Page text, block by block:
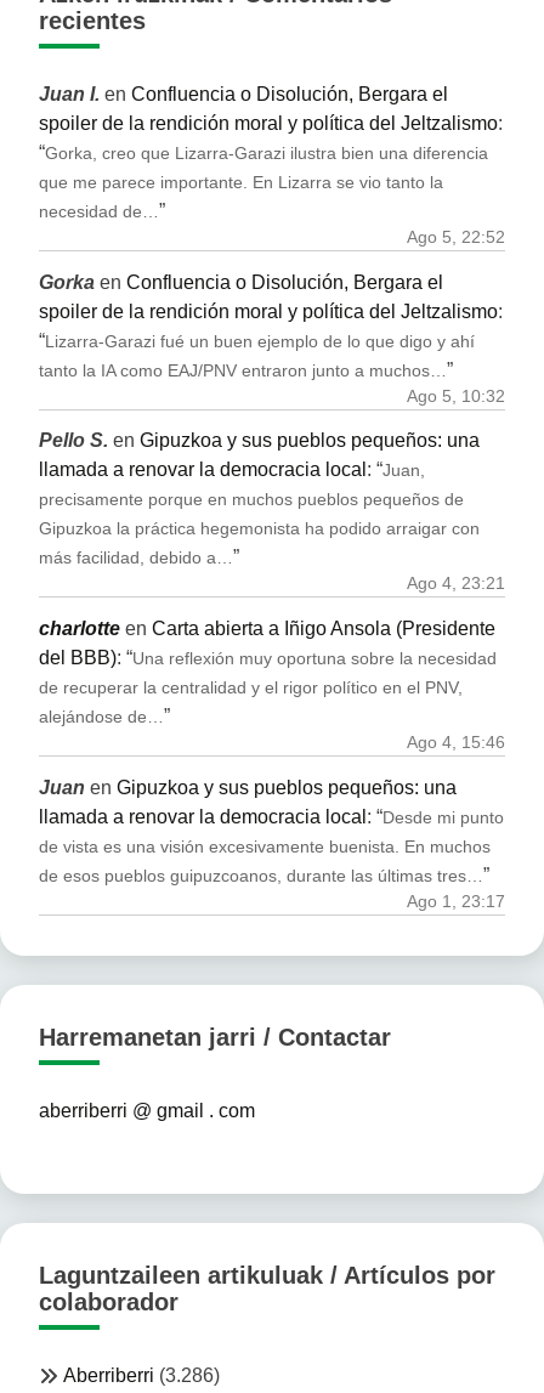
recientes
Juan I. en Confluencia o Disolución, Bergara el
spoiler de la rendición moral y política del Jeltzalismo:
“Gorka, creo que Lizarra-Garazi ilustra bien una diferencia
que me parece importante. En Lizarra se vio tanto la
necesidad de… ”
Ago 5, 22:52
Gorka en Confluencia o Disolución, Bergara el
spoiler de la rendición moral y política del Jeltzalismo:
“Lizarra-Garazi fué un buen ejemplo de lo que digo y ahí
tanto la IA como EAJ/PNV entraron junto a muchos… ”
Ago 5, 10:32
Pello S. en Gipuzkoa y sus pueblos pequeños: una
llamada a renovar la democracia local : “Juan,
precisamente porque en muchos pueblos pequeños de
Gipuzkoa la práctica hegemonista ha podido arraigar con
más facilidad, debido a…”
Ago 4, 23:21
charlotte en Carta abierta a Iñigo Ansola (Presidente
del BBB): “Una reflexión muy oportuna sobre la necesidad
de recuperar la centralidad y el rigor político en el PNV,
alejándose de…”
Ago 4, 15:46
Juan en Gipuzkoa y sus pueblos pequeños: una
llamada a renovar la democracia local : “Desde mi punto
de vista es una visión excesivamente buenista. En muchos
de esos pueblos guipuzcoanos, durante las últimas tres…”
Ago 1, 23:17
Harremanetan jarri / Contactar
aberriberri @ gmail . com
Laguntzaileen artikuluak / Artículos por
colaborador
Aberriberri (3.286)